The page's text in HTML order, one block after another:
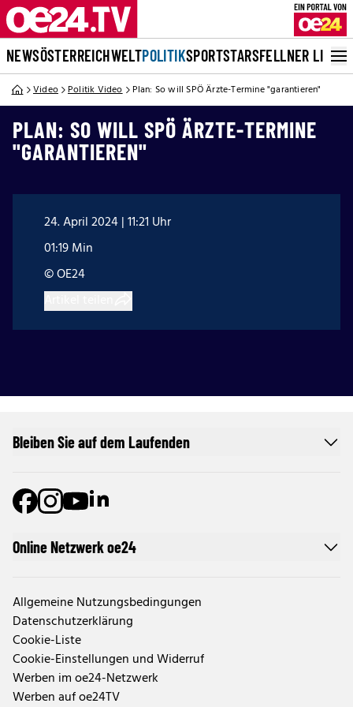
NEWSÖSTERREICHWELTPOLITIKSPORTSTARSFELLNER LIVE
Video Politik Video Plan: So will SPÖ Ärzte-Termine "garantieren"
PLAN: SO WILL SPÖ ÄRZTE-TERMINE
"GARANTIEREN"
24. April 2024 | 11:21 Uhr
01:19 Min
© OE24
Online Netzwerk oe24
Allgemeine Nutzungsbedingungen
Datenschutzerklärung
Cookie-Liste
Cookie-Einstellungen und Widerruf
Werben im oe24-Netzwerk
Werben auf oe24TV
Bleiben Sie auf dem Laufenden